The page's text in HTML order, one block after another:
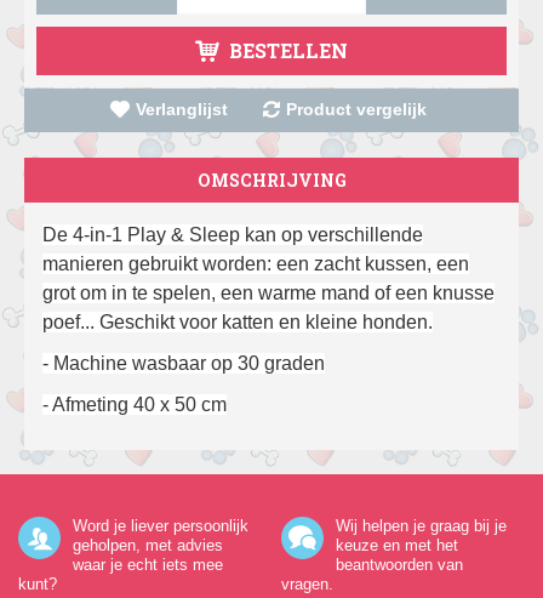
BESTELLEN
Verlanglijst Product vergelijk
OMSCHRIJVING
De 4-in-1 Play & Sleep kan op verschillende
manieren gebruikt worden: een zacht kussen, een
grot om in te spelen, een warme mand of een knusse
poef... Geschikt voor katten en kleine honden.
- Machine wasbaar op 30 graden
- ​Afmeting 40 x 50 cm
Word je liever persoonlijk
geholpen, met advies
waar je echt iets mee
kunt?
Wij helpen je graag bij je
keuze en met het
beantwoorden van
vragen.